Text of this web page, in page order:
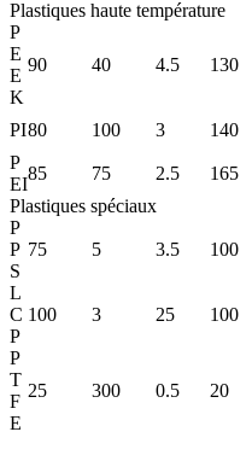
Plastiques haute température
P
E
E
K
90 40 4.5 130
PI80 100 3 140
P
EI
85 75 2.5 165
Plastiques spéciaux
P
P
S
75 5 3.5 100
L
C
P
100 3 25 100
P
T
F
E
25 300 0.5 20